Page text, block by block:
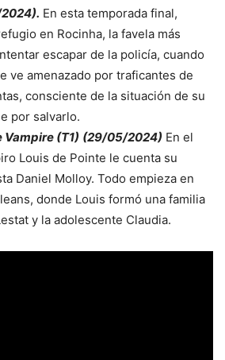
En esta temporada final,
en Rocinha, la favela más
escapar de la policía, cuando
ve amenazado por traficantes de
consciente de la situación de su
por salvarlo.
(T1) (29/05/2024) En el
Louis de Pointe le cuenta su
Daniel Molloy. Todo empieza en
donde Louis formó una familia
y la adolescente Claudia.